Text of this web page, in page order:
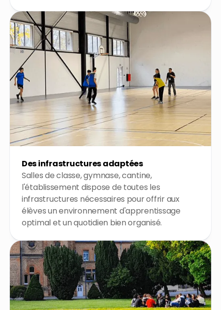
Des infrastructures adaptées
Salles de classe, gymnase, cantine,
l'établissement dispose de toutes les
infrastructures nécessaires pour offrir aux
élèves un environnement d'apprentissage
optimal et un quotidien bien organisé.